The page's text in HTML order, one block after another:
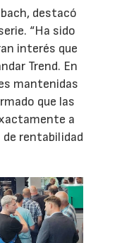
destacó
“Ha sido
interés que
Trend. En
mantenidas
que las
a
rentabilidad